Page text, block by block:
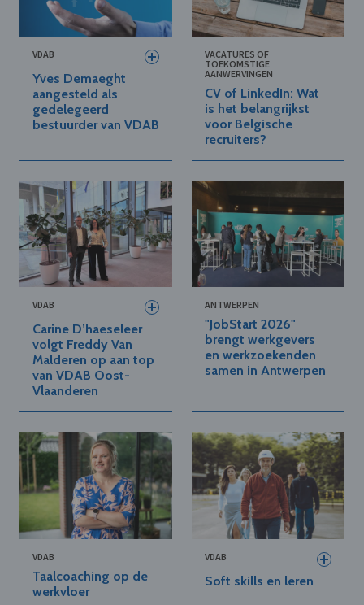
VDAB
Yves Demaeght
aangesteld als
gedelegeerd
bestuurder van VDAB
VACATURES OF
TOEKOMSTIGE
AANWERVINGEN
CV of LinkedIn: Wat
is het belangrijkst
voor Belgische
recruiters?
VDAB
Carine D’haeseleer
volgt Freddy Van
Malderen op aan top
van VDAB Oost-
Vlaanderen
ANTWERPEN
"JobStart 2026"
brengt werkgevers
en werkzoekenden
samen in Antwerpen
VDAB
Taalcoaching op de
werkvloer
VDAB
Soft skills en leren